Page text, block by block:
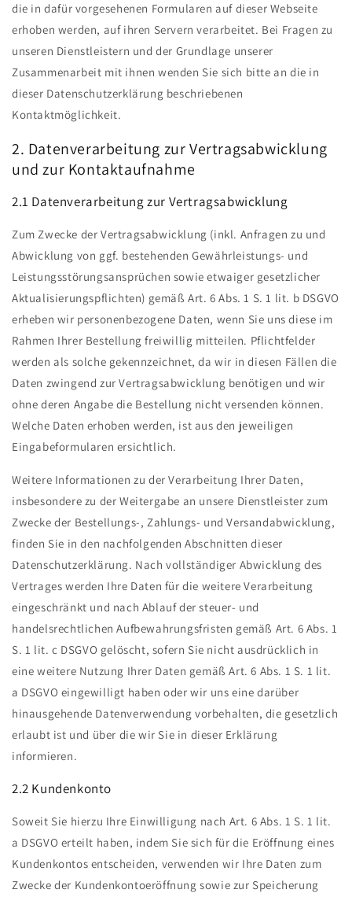
die in dafür vorgesehenen Formularen auf dieser Webseite
erhoben werden, auf ihren Servern verarbeitet. Bei Fragen zu
unseren Dienstleistern und der Grundlage unserer
Zusammenarbeit mit ihnen wenden Sie sich bitte an die in
dieser Datenschutzerklärung beschriebenen
Kontaktmöglichkeit.
2. Datenverarbeitung zur Vertragsabwicklung
und zur Kontaktaufnahme
2.1 Datenverarbeitung zur Vertragsabwicklung
Zum Zwecke der Vertragsabwicklung (inkl. Anfragen zu und
Abwicklung von ggf. bestehenden Gewährleistungs- und
Leistungsstörungsansprüchen sowie etwaiger gesetzlicher
Aktualisierungspflichten) gemäß Art. 6 Abs. 1 S. 1 lit. b DSGVO
erheben wir personenbezogene Daten, wenn Sie uns diese im
Rahmen Ihrer Bestellung freiwillig mitteilen. Pflichtfelder
werden als solche gekennzeichnet, da wir in diesen Fällen die
Daten zwingend zur Vertragsabwicklung benötigen und wir
ohne deren Angabe die Bestellung nicht versenden können.
Welche Daten erhoben werden, ist aus den jeweiligen
Eingabeformularen ersichtlich.
Weitere Informationen zu der Verarbeitung Ihrer Daten,
insbesondere zu der Weitergabe an unsere Dienstleister zum
Zwecke der Bestellungs-, Zahlungs- und Versandabwicklung,
finden Sie in den nachfolgenden Abschnitten dieser
Datenschutzerklärung. Nach vollständiger Abwicklung des
Vertrages werden Ihre Daten für die weitere Verarbeitung
eingeschränkt und nach Ablauf der steuer- und
handelsrechtlichen Aufbewahrungsfristen gemäß Art. 6 Abs. 1
S. 1 lit. c DSGVO gelöscht, sofern Sie nicht ausdrücklich in
eine weitere Nutzung Ihrer Daten gemäß Art. 6 Abs. 1 S. 1 lit.
a DSGVO eingewilligt haben oder wir uns eine darüber
hinausgehende Datenverwendung vorbehalten, die gesetzlich
erlaubt ist und über die wir Sie in dieser Erklärung
informieren.
2.2 Kundenkonto
Soweit Sie hierzu Ihre Einwilligung nach Art. 6 Abs. 1 S. 1 lit.
a DSGVO erteilt haben, indem Sie sich für die Eröffnung eines
Kundenkontos entscheiden, verwenden wir Ihre Daten zum
Zwecke der Kundenkontoeröffnung sowie zur Speicherung